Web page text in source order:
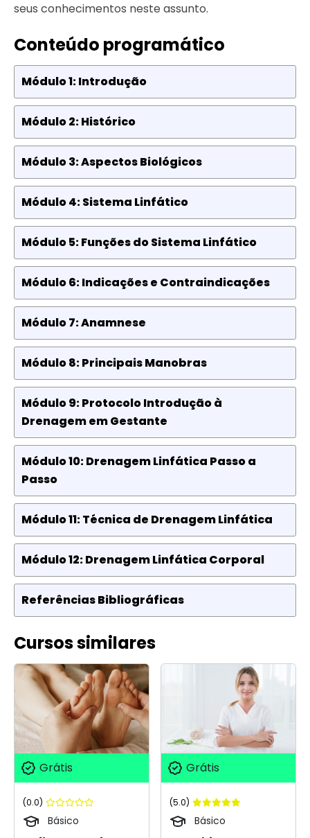
seus conhecimentos neste assunto.
Conteúdo programático
Módulo 1: Introdução
Módulo 2: Histórico
Módulo 3: Aspectos Biológicos
Módulo 4: Sistema Linfático
Módulo 5: Funções do Sistema Linfático
Módulo 6: Indicações e Contraindicações
Módulo 7: Anamnese
Módulo 8: Principais Manobras
Módulo 9: Protocolo Introdução à
Drenagem em Gestante
Módulo 10: Drenagem Linfática Passo a
Passo
Módulo 11: Técnica de Drenagem Linfática
Módulo 12: Drenagem Linfática Corporal
Referências Bibliográficas
Cursos similares
Grátis
(0.0)
Básico
Grátis
(5.0)
Básico